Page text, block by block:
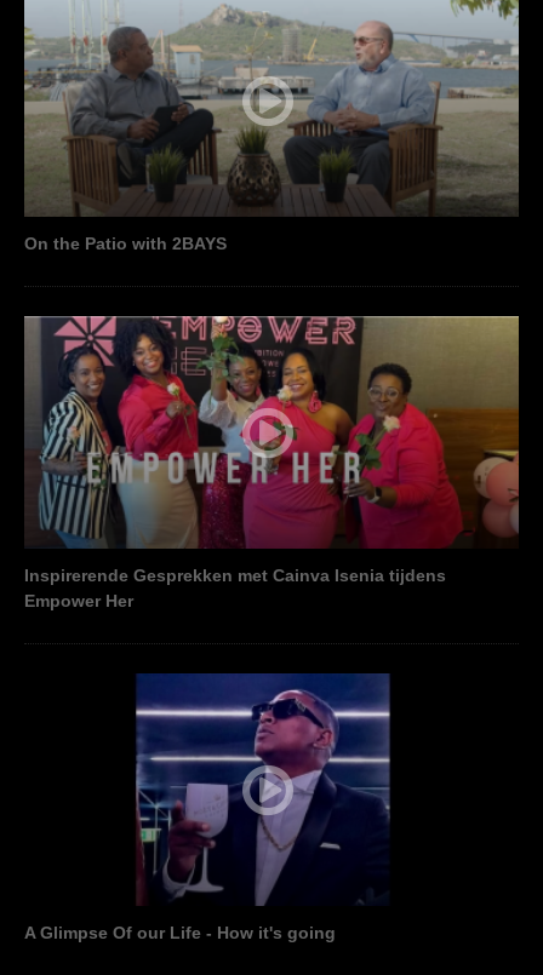
On the Patio with 2BAYS
Inspirerende Gesprekken met Cainva Isenia tijdens
Empower Her
A Glimpse Of our Life - How it's going